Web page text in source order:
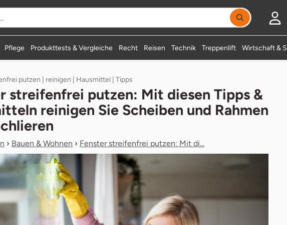
Pflege Produkttests & Vergleiche Recht Reisen Technik Treppenlift Wirtschaft &
putzen | reinigen | Hausmittel | Tipps
streifenfrei putzen: Mit diesen Tipps &
reinigen Sie Scheiben und Rahmen
› Bauen & Wohnen › Fenster streifenfrei putzen: Mit di...